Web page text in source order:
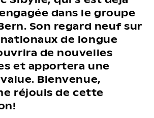
dans le groupe
Son regard neuf sur
de longue
de nouvelles
et apportera une
Bienvenue,
réjouis de cette